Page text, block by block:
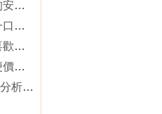
狗過馬路 怎樣訓練狗狗安全地過馬路
訓練小狗狗 要使用統一口令訓練狗做動作
狗狗行為|寵物狗為啥喜歡咬人的腳後跟
如何訓練牛頭梗,牛頭梗價格公開
狗狗訓練靠體罰的弊端分析,狗狗如此放縱